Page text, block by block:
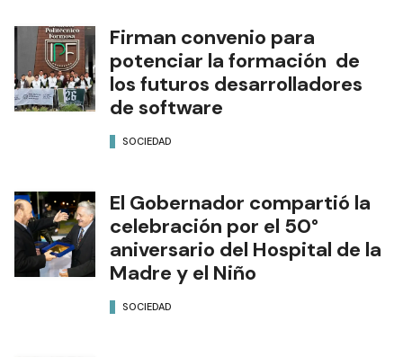
Firman convenio para
potenciar la formación de
los futuros desarrolladores
de software
SOCIEDAD
El Gobernador compartió la
celebración por el 50°
aniversario del Hospital de la
Madre y el Niño
SOCIEDAD